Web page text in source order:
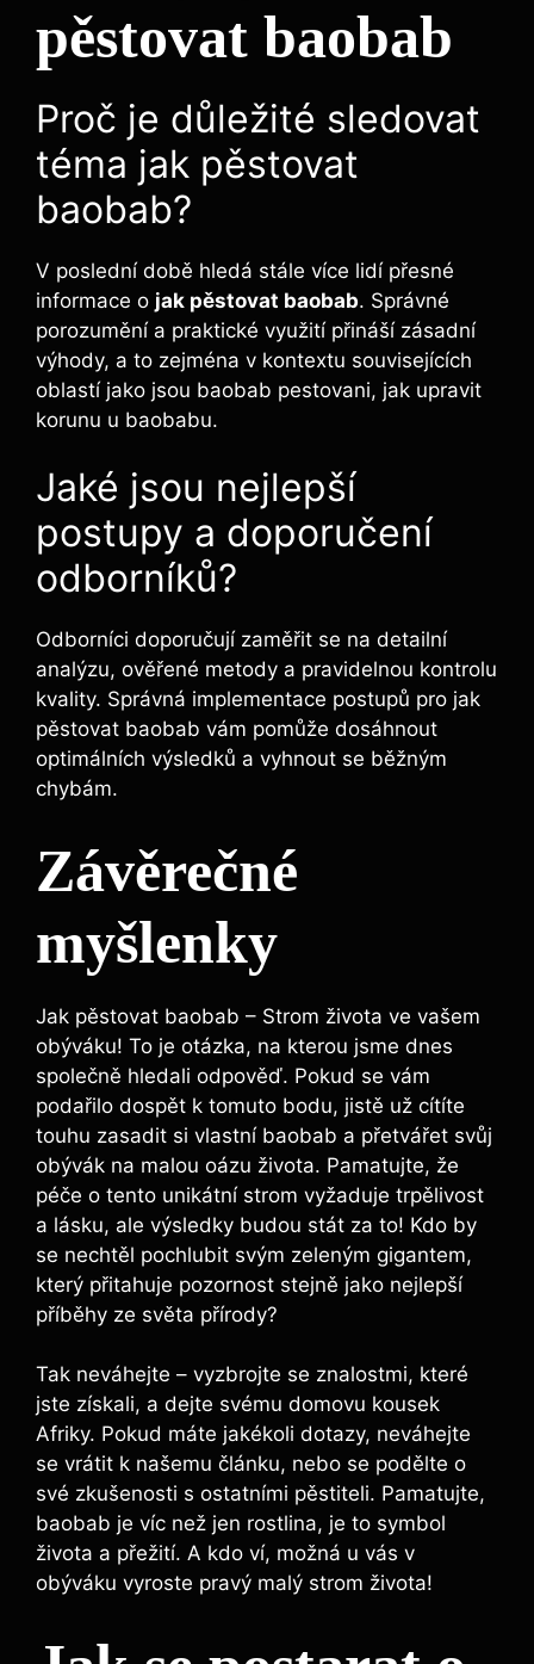
pěstovat baobab
Proč je důležité sledovat
téma jak pěstovat
baobab?
V poslední době hledá stále více lidí přesné
informace o jak pěstovat baobab. Správné
porozumění a praktické využití přináší zásadní
výhody, a to zejména v kontextu souvisejících
oblastí jako jsou baobab pestovani, jak upravit
korunu u baobabu.
Jaké jsou nejlepší
postupy a doporučení
odborníků?
Odborníci doporučují zaměřit se na detailní
analýzu, ověřené metody a pravidelnou kontrolu
kvality. Správná implementace postupů pro jak
pěstovat baobab vám pomůže dosáhnout
optimálních výsledků a vyhnout se běžným
chybám.
Závěrečné
myšlenky
Jak pěstovat baobab – Strom života ve vašem
obýváku! To je otázka, na kterou jsme dnes
společně hledali odpověď. Pokud se vám
podařilo dospět k tomuto bodu, jistě už cítíte
touhu zasadit si vlastní baobab a přetvářet svůj
obývák na malou oázu života. Pamatujte, že
péče o tento unikátní strom vyžaduje trpělivost
a lásku, ale výsledky budou stát za to! Kdo by
se nechtěl pochlubit svým zeleným gigantem,
který přitahuje pozornost stejně jako nejlepší
příběhy ze světa přírody?
Tak neváhejte – vyzbrojte se znalostmi, které
jste získali, a dejte svému domovu kousek
Afriky. Pokud máte jakékoli dotazy, neváhejte
se vrátit k našemu článku, nebo se podělte o
své zkušenosti s ostatními pěstiteli. Pamatujte,
baobab je víc než jen rostlina, je to symbol
života a přežití. A kdo ví, možná u vás v
obýváku vyroste pravý malý strom života!